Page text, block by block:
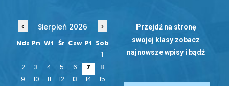
‹ Sierpień 2026 ›
Ndz Pn Wt Śr Czw Pt Sob
1
2
3 4 5 6 7
8
9
10 11 12 13 14
15
Przejdź na stronę
swojej klasy zobacz
najnowsze wpisy i bądź